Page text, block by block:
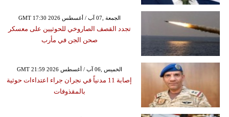
GMT 17:30 2026 الجمعة ,07 آب / أغسطس
تجدد القصف الصاروخي للحوثيين على معسكر
صحن الجن في مأرب
GMT 21:59 2026 الخميس ,06 آب / أغسطس
إصابة 11 مدنياً في نجران جراء اعتداءات حوثية
بالمقذوفات